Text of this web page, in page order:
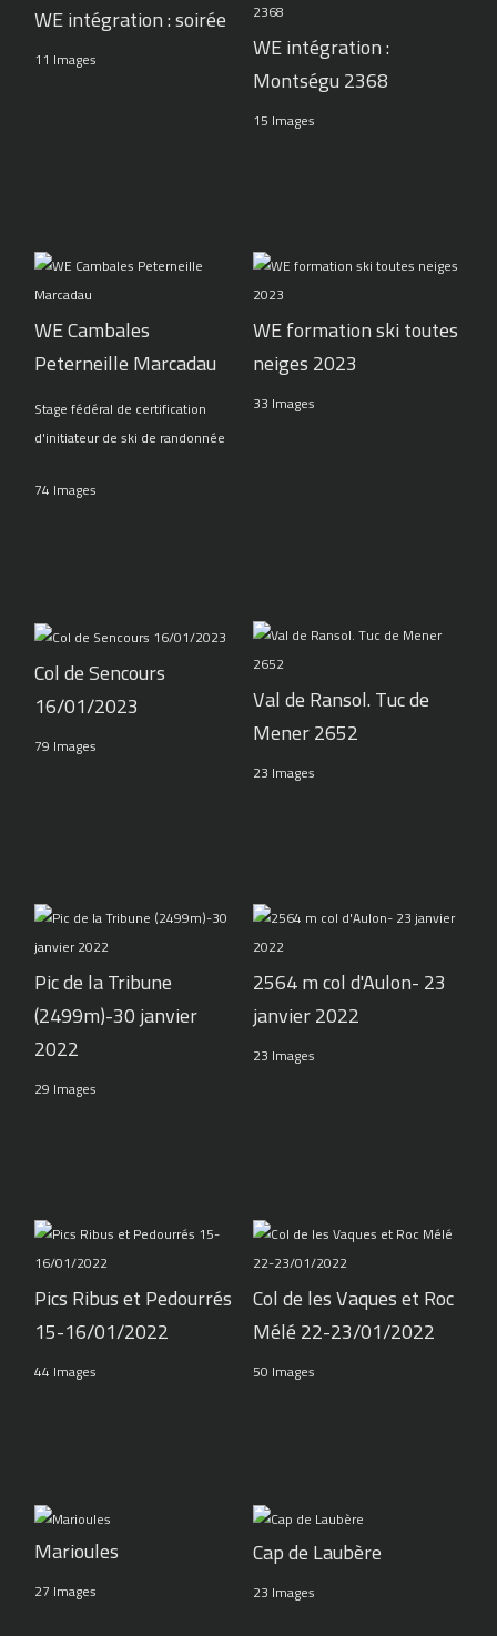
WE intégration : soirée
11 Images
WE intégration :
Montségu 2368
15 Images
WE Cambales
Peterneille Marcadau
Stage fédéral de certification
d'initiateur de ski de randonnée
74 Images
WE formation ski toutes
neiges 2023
33 Images
Col de Sencours
16/01/2023
79 Images
Val de Ransol. Tuc de
Mener 2652
23 Images
Pic de la Tribune
(2499m)-30 janvier
2022
29 Images
2564 m col d'Aulon- 23
janvier 2022
23 Images
Pics Ribus et Pedourrés
15-16/01/2022
44 Images
Col de les Vaques et Roc
Mélé 22-23/01/2022
50 Images
Marioules
27 Images
Cap de Laubère
23 Images